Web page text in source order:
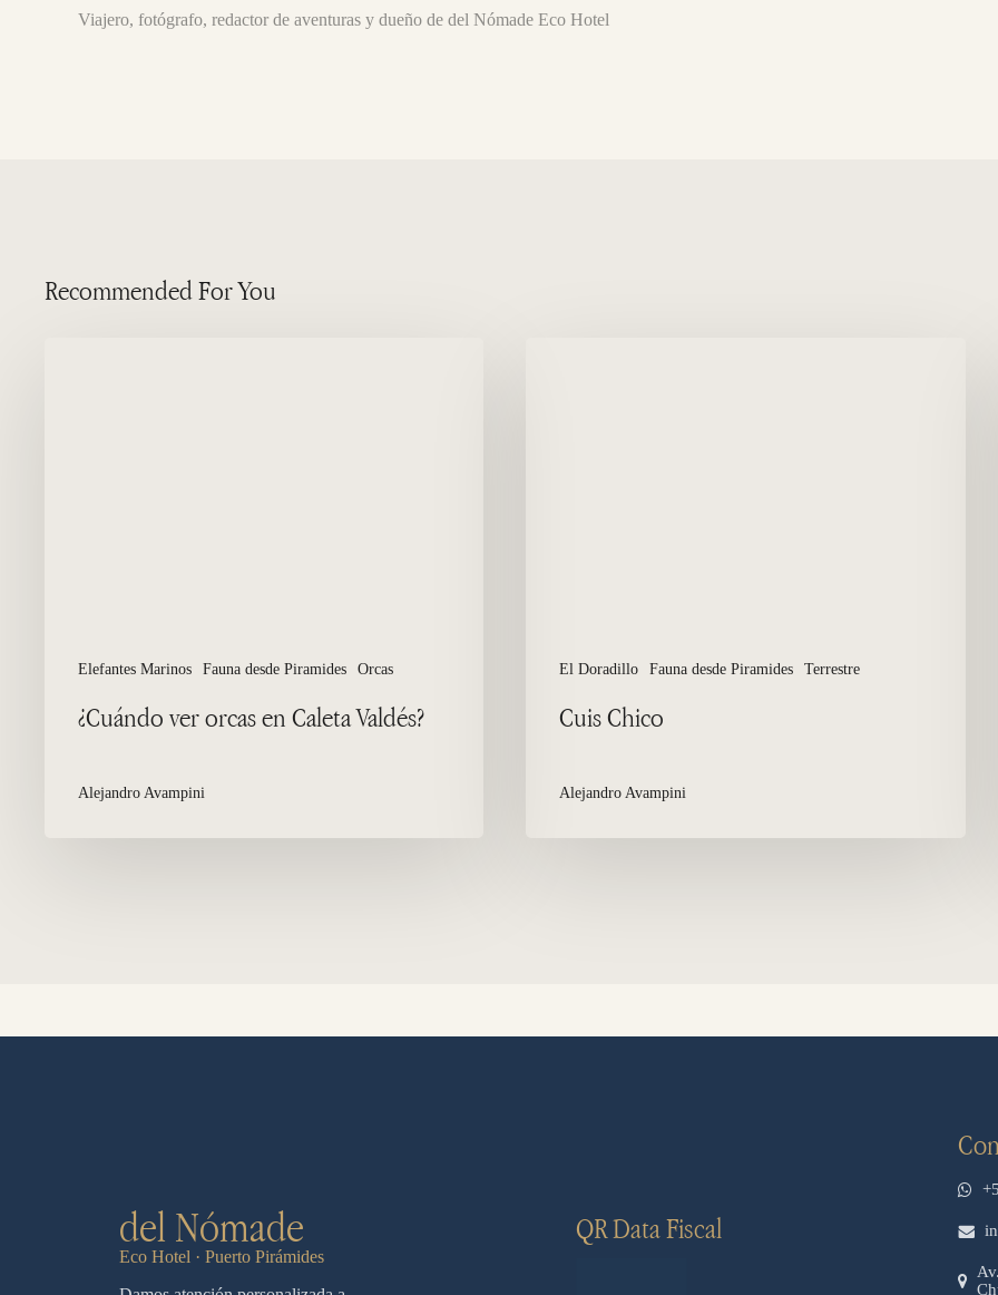
Viajero, fotógrafo, redactor de aventuras y dueño de del Nómade Eco Hotel
Recommended For You
Elefantes Marinos Fauna desde Piramides Orcas
¿Cuándo ver orcas en Caleta Valdés?
Alejandro Avampini
El Doradillo Fauna desde Piramides Terrestre
Cuis Chico
Alejandro Avampini
del Nómade
Eco Hotel · Puerto Pirámides
QR Data Fiscal